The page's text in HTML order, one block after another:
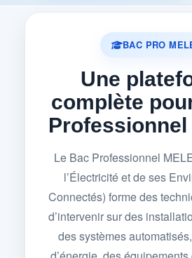
BAC PRO
Une
complète
Professionnel
Le Bac Professionnel
l’Électricité et de ses
Connectés) forme des
d’intervenir sur des
des systèmes